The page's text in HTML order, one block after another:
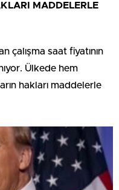
MADDELERLE
çalışma saat fiyatının
Ülkede hem
hakları maddelerle